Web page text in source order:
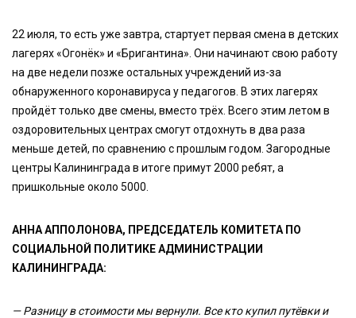
22 июля, то есть уже завтра, стартует первая смена в детских
лагерях «Огонёк» и «Бригантина». Они начинают свою работу
на две недели позже остальных учреждений из-за
обнаруженного коронавируса у педагогов. В этих лагерях
пройдёт только две смены, вместо трёх. Всего этим летом в
оздоровительных центрах смогут отдохнуть в два раза
меньше детей, по сравнению с прошлым годом. Загородные
центры Калининграда в итоге примут 2000 ребят, а
пришкольные около 5000.
АННА АППОЛОНОВА, ПРЕДСЕДАТЕЛЬ КОМИТЕТА ПО
СОЦИАЛЬНОЙ ПОЛИТИКЕ АДМИНИСТРАЦИИ
КАЛИНИНГРАДА:
— Разницу в стоимости мы вернули. Все кто купил путёвки и